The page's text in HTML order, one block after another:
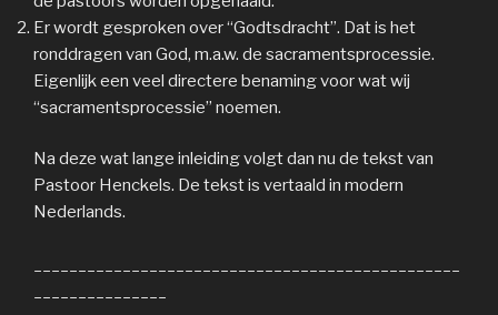
Er wordt gesproken over “Godtsdracht”. Dat is het
ronddragen van God, m.a.w. de sacramentsprocessie.
Eigenlijk een veel directere benaming voor wat wij
“sacramentsprocessie” noemen.
Na deze wat lange inleiding volgt dan nu de tekst van
Pastoor Henckels. De tekst is vertaald in modern
Nederlands.